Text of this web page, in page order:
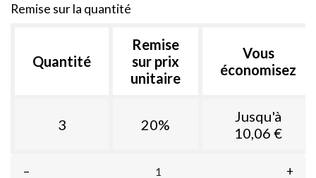
Remise sur la quantité
Quantité
Remise
sur prix
unitaire
Vous
économisez
3 20%
Jusqu'à
10,06 €
– +